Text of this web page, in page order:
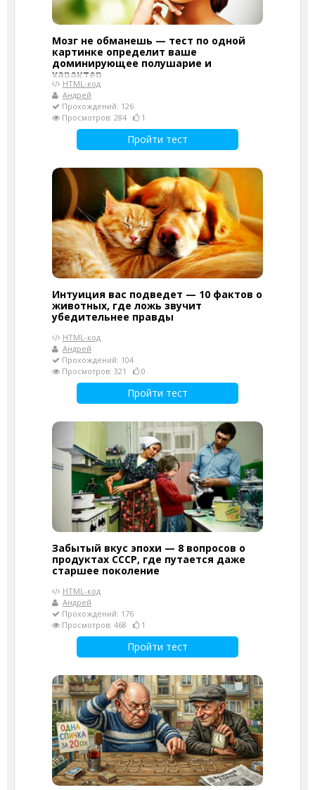
Мозг не обманешь — тест по одной
картинке определит ваше
доминирующее полушарие и
характер
HTML-код
Андрей
Прохождений: 126
Просмотров: 284
1
Пройти тест
Интуиция вас подведет — 10 фактов о
животных, где ложь звучит
убедительнее правды
HTML-код
Андрей
Прохождений: 104
Просмотров: 321
0
Пройти тест
Забытый вкус эпохи — 8 вопросов о
продуктах СССР, где путается даже
старшее поколение
HTML-код
Андрей
Прохождений: 176
Просмотров: 468
1
Пройти тест